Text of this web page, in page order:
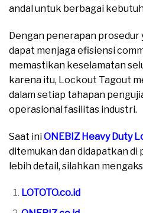
andal untuk berbagai
Dengan penerapan
dapat menjaga efisiensi
memastikan keselamatan
karena itu, Lockout Tagout
dalam setiap tahapan
operasional fasilitas industri.
Saat iniONEBIZ Heavy Duty
ditemukan dan didapatkan di
lebih detail, silahkan
LOTOTO.co.id